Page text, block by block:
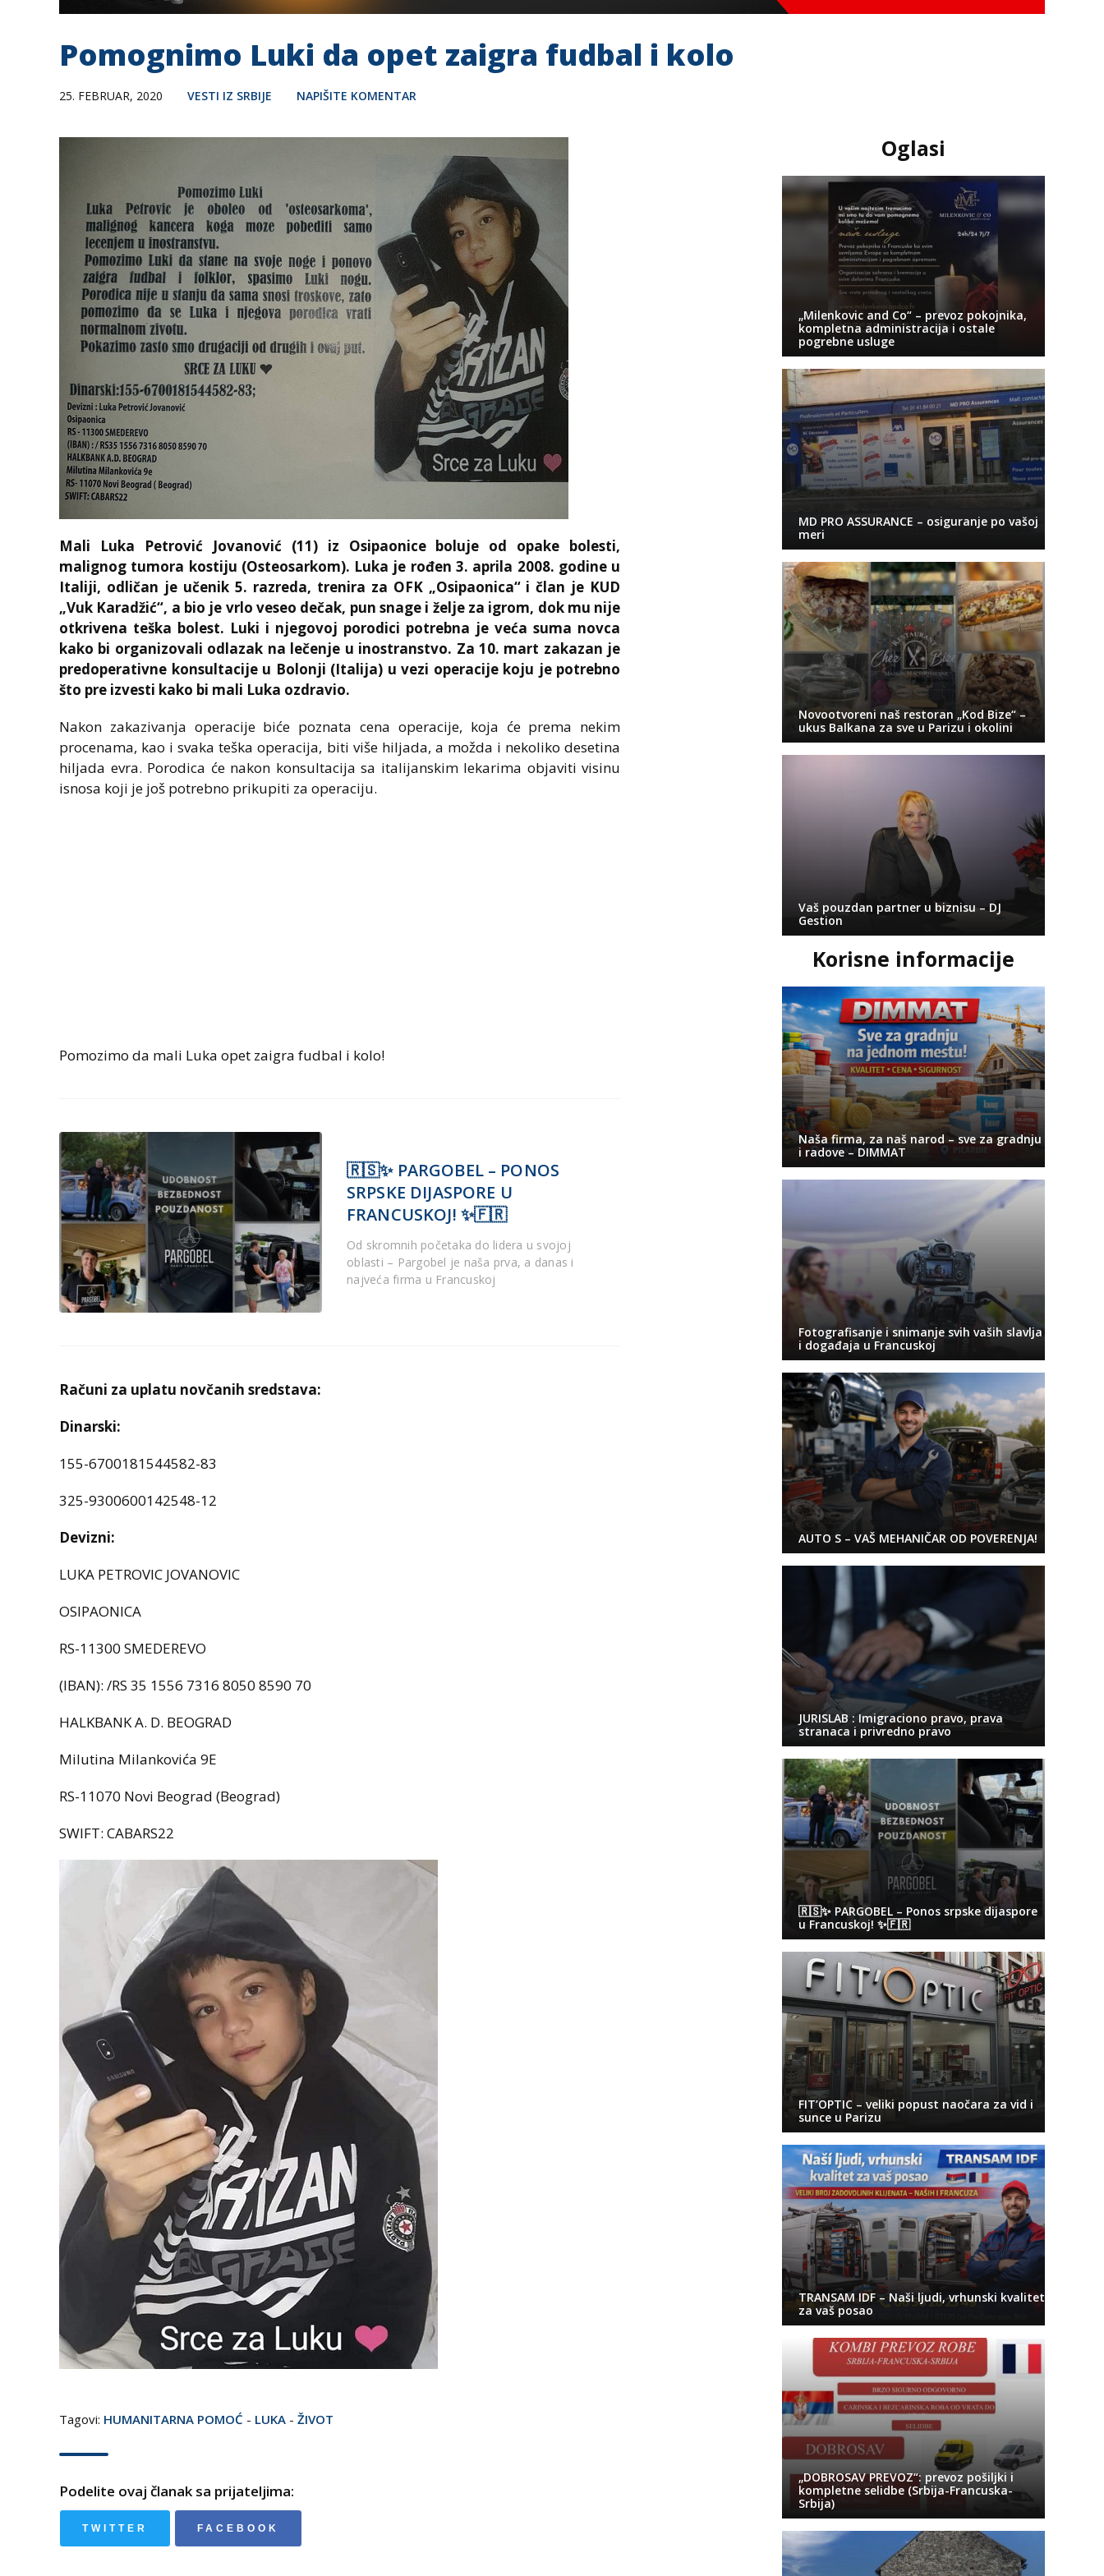
Pomognimo Luki da opet zaigra fudbal i kolo
25. FEBRUAR, 2020 VESTI IZ SRBIJE NAPIŠITE KOMENTAR
Mali Luka Petrović Jovanović (11) iz Osipaonice boluje od opake bolesti,
malignog tumora kostiju (Osteosarkom). Luka je rođen 3. aprila 2008. godine u
Italiji, odličan je učenik 5. razreda, trenira za OFK „Osipaonica“ i član je KUD
„Vuk Karadžić“, a bio je vrlo veseo dečak, pun snage i želje za igrom, dok mu nije
otkrivena teška bolest. Luki i njegovoj porodici potrebna je veća suma novca
kako bi organizovali odlazak na lečenje u inostranstvo. Za 10. mart zakazan je
predoperativne konsultacije u Bolonji (Italija) u vezi operacije koju je potrebno
što pre izvesti kako bi mali Luka ozdravio.
Nakon zakazivanja operacije biće poznata cena operacije, koja će prema nekim
procenama, kao i svaka teška operacija, biti više hiljada, a možda i nekoliko desetina
hiljada evra. Porodica će nakon konsultacija sa italijanskim lekarima objaviti visinu
isnosa koji je još potrebno prikupiti za operaciju.
Pomozimo da mali Luka opet zaigra fudbal i kolo!
🇷🇸✨ PARGOBEL – PONOS
SRPSKE DIJASPORE U
FRANCUSKOJ! ✨🇫🇷
Od skromnih početaka do lidera u svojoj
oblasti – Pargobel je naša prva, a danas i
najveća firma u Francuskoj
Računi za uplatu novčanih sredstava:
Dinarski:
155-6700181544582-83
325-9300600142548-12
Devizni:
LUKA PETROVIC JOVANOVIC
OSIPAONICA
RS-11300 SMEDEREVO
(IBAN): /RS 35 1556 7316 8050 8590 70
HALKBANK A. D. BEOGRAD
Milutina Milankovića 9E
RS-11070 Novi Beograd (Beograd)
SWIFT: CABARS22
Tagovi: HUMANITARNA POMOĆ - LUKA - ŽIVOT
Podelite ovaj članak sa prijateljima:
TWITTER FACEBOOK
Oglasi
„Milenkovic and Co“ – prevoz pokojnika,
kompletna administracija i ostale
pogrebne usluge
MD PRO ASSURANCE – osiguranje po vašoj
meri
Novootvoreni naš restoran „Kod Bize“ –
ukus Balkana za sve u Parizu i okolini
Vaš pouzdan partner u biznisu – DJ
Gestion
Korisne informacije
Naša firma, za naš narod – sve za gradnju
i radove – DIMMAT
Fotografisanje i snimanje svih vaših slavlja
i događaja u Francuskoj
AUTO S – VAŠ MEHANIČAR OD POVERENJA!
JURISLAB : Imigraciono pravo, prava
stranaca i privredno pravo
🇷🇸✨ PARGOBEL – Ponos srpske dijaspore
u Francuskoj! ✨🇫🇷
FIT’OPTIC – veliki popust naočara za vid i
sunce u Parizu
TRANSAM IDF – Naši ljudi, vrhunski kvalitet
za vaš posao
„DOBROSAV PREVOZ“: prevoz pošiljki i
kompletne selidbe (Srbija-Francuska-
Srbija)